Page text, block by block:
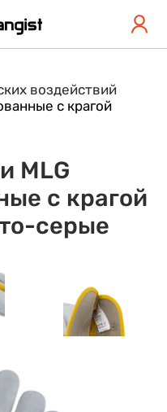
воздействий
с крагой
MLG
с крагой
серые